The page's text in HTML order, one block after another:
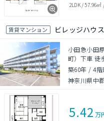
2LDK/57.96㎡
賃貸マンション ビレッジハウ
小田急小田
町）下車 徒
築60年 /4階
神奈川県中
5.42 万